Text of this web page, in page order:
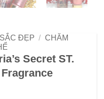
ĐẸP / CHĂM
Secret ST.